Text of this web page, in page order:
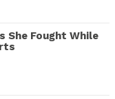
She Fought While